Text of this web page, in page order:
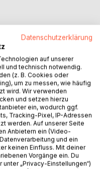
verändern. Sie
und belastete
Ihren Wunsch nach
werden Sie im
gesund und
Datenschutzerklärung
auf unserer
und technisch notwendig.
(z. B. Cookies oder
um zu messen, wie häufig
wird. Wir verwenden
und setzen hierzu
ein, wodurch ggf.
Tracking-Pixel, IP-Adressen
werden. Auf unserer Seite
Anbietern ein (Video-
und ein
keinen Einfluss. Mit deiner
Vorgänge ein. Du
„Privacy-Einstellungen“)